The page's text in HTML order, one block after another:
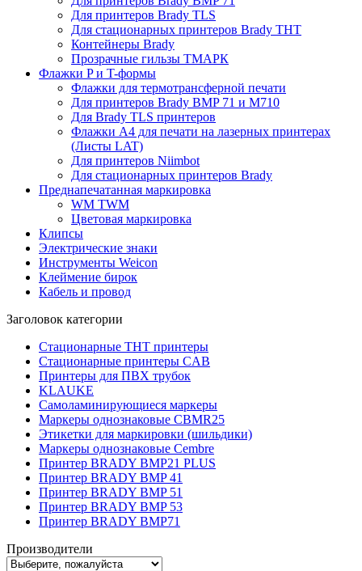
Для принтеров Brady TLS
Для стационарных принтеров Brady THT
Контейнеры Brady
Прозрачные гильзы ТМАРК
Флажки P и T-формы
Флажки для термотрансферной печати
Для принтеров Brady BMP 71 и M710
Для Brady TLS принтеров
Флажки A4 для печати на лазерных принтерах
(Листы LAT)
Для принтеров Niimbot
Для стационарных принтеров Brady
Преднапечатанная маркировка
WM TWM
Цветовая маркировка
Клипсы
Электрические знаки
Инструменты Weicon
Клеймение бирок
Кабель и провод
Заголовок категории
Стационарные THT принтеры
Стационарные принтеры CAB
Принтеры для ПВХ трубок
KLAUKE
Самоламинирующиеся маркеры
Маркеры однознаковые CBMR25
Этикетки для маркировки (шильдики)
Маркеры однознаковые Cembre
Принтер BRADY BMP21 PLUS
Принтер BRADY BMP 41
Принтер BRADY BMP 51
Принтер BRADY BMP 53
Принтер BRADY BMP71
Производители